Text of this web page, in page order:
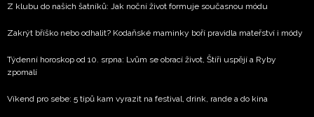
Z klubu do našich šatníků: Jak noční život formuje současnou módu
Zakrýt bříško nebo odhalit? Kodaňské maminky boří pravidla mateřství i módy
Týdenní horoskop od 10. srpna: Lvům se obrací život, Štíři uspějí a Ryby
zpomalí
Víkend pro sebe: 5 tipů kam vyrazit na festival, drink, rande a do kina